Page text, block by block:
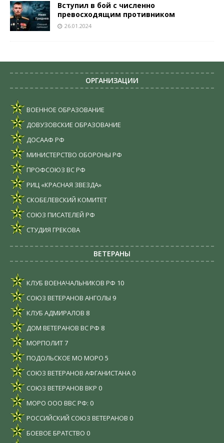
Вступил в бой с численно
превосходящим противником
26.01.2024
ОРГАНИЗАЦИИ
ВОЕННОЕ ОБРАЗОВАНИЕ
ДОВУЗОВСКИЕ ОБРАЗОВАНИЕ
ДОСААФ РФ
МИНИСТЕРСТВО ОБОРОНЫ РФ
ПРОФСОЮЗ ВС РФ
РИЦ «КРАСНАЯ ЗВЕЗДА»
СКОБЕЛЕВСКИЙ КОМИТЕТ
СОЮЗ ПИСАТЕЛЕЙ РФ
СТУДИЯ ГРЕКОВА
ВЕТЕРАНЫ
КЛУБ ВОЕНАЧАЛЬНИКОВ РФ 10
СОЮЗ ВЕТЕРАНОВ АНГОЛЫ 9
КЛУБ АДМИРАЛОВ 8
ДОМ ВЕТЕРАНОВ ВС РФ 8
МОРПОЛИТ7
ПОДОЛЬСКОЕ МО МОРО 5
СОЮЗ ВЕТЕРАНОВ АФГАНИСТАНА 0
СОЮЗ ВЕТЕРАНОВ ВКР 0
МОРО ООО ВВС РФ: 0
РОССИЙСКИЙ СОЮЗ ВЕТЕРАНОВ 0
БОЕВОЕ БРАТСТВО 0